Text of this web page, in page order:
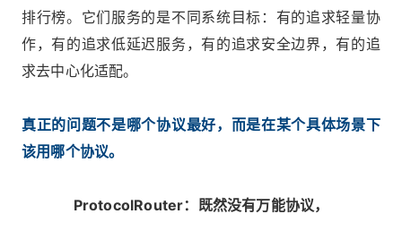
排行榜。它们服务的是不同系统目标：有的追求轻量协
作，有的追求低延迟服务，有的追求安全边界，有的追
求去中心化适配。
真正的问题不是哪个协议最好，而是在某个具体场景下
该用哪个协议。
ProtocolRouter：既然没有万能协议，